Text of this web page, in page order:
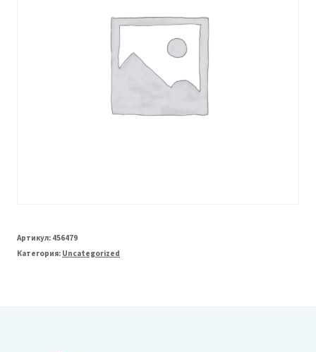
Артикул: 456479
Категория: Uncategorized